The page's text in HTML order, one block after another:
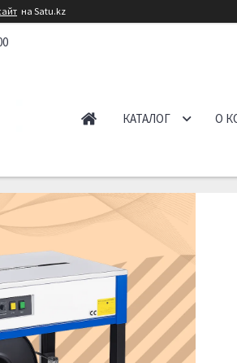
на Satu.kz
КАТАЛОГ О